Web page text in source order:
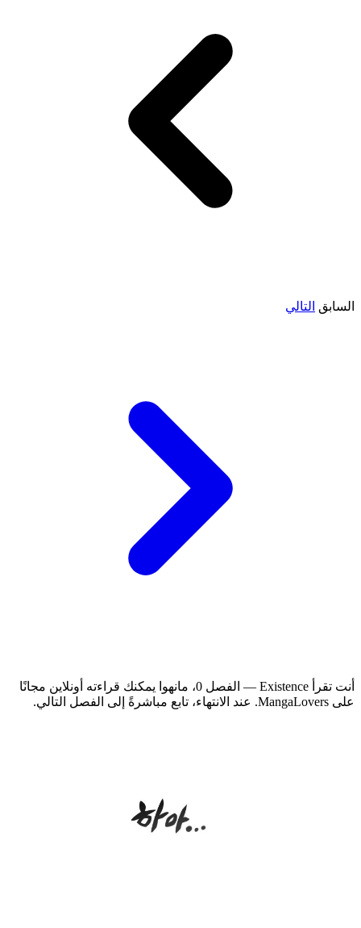
السابق التالي
أنت تقرأ Existence — الفصل 0، مانهوا يمكنك قراءته أونلاين مجانًا
على MangaLovers.
عند الانتهاء، تابع مباشرةً إلى الفصل التالي.